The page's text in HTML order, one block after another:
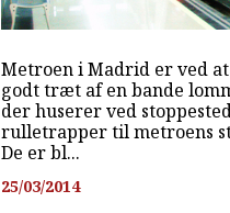
Metroen i Madrid er ved
godt træt af en bande
der huserer ved
rulletrapper til metroens
De er bl...
25/03/2014